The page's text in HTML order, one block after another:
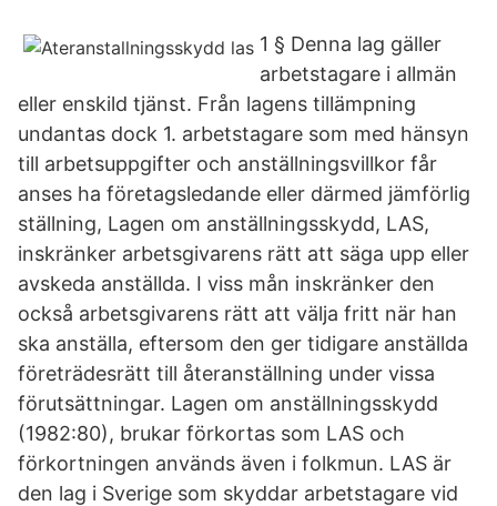
1 § Denna lag gäller
arbetstagare i allmän
eller enskild tjänst. Från lagens tillämpning
undantas dock 1. arbetstagare som med hänsyn
till arbetsuppgifter och anställningsvillkor får
anses ha företagsledande eller därmed jämförlig
ställning, Lagen om anställningsskydd, LAS,
inskränker arbetsgivarens rätt att säga upp eller
avskeda anställda. I viss mån inskränker den
också arbetsgivarens rätt att välja fritt när han
ska anställa, eftersom den ger tidigare anställda
företrädesrätt till återanställning under vissa
förutsättningar. Lagen om anställningsskydd
(1982:80), brukar förkortas som LAS och
förkortningen används även i folkmun. LAS är
den lag i Sverige som skyddar arbetstagare vid